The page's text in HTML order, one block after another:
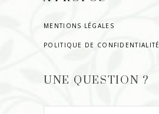
MENTIONS LÉGALES
POLITIQUE DE CONFIDENTIALITÉ
UNE QUESTION ?